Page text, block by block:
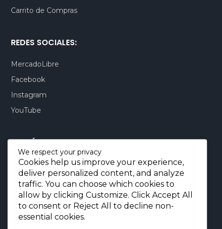
Carrito de Compras
REDES SOCIALES:
MercadoLibre
Facebook
Instagram
YouTube
CONTÁCTENOS:
Quito-Ecuador:+593 99 803 7777
Llamadas: +593 99 803 7777
Miami-USA:
+1 (872) 295 6069
E-mail.:info@borjaimportaciones.com
We respect your privacy
Cookies help us improve your experience,
deliver personalized content, and analyze
traffic. You can choose which cookies to
allow by clicking Customize. Click Accept All
to consent or Reject All
to decline non-
essential cookies.